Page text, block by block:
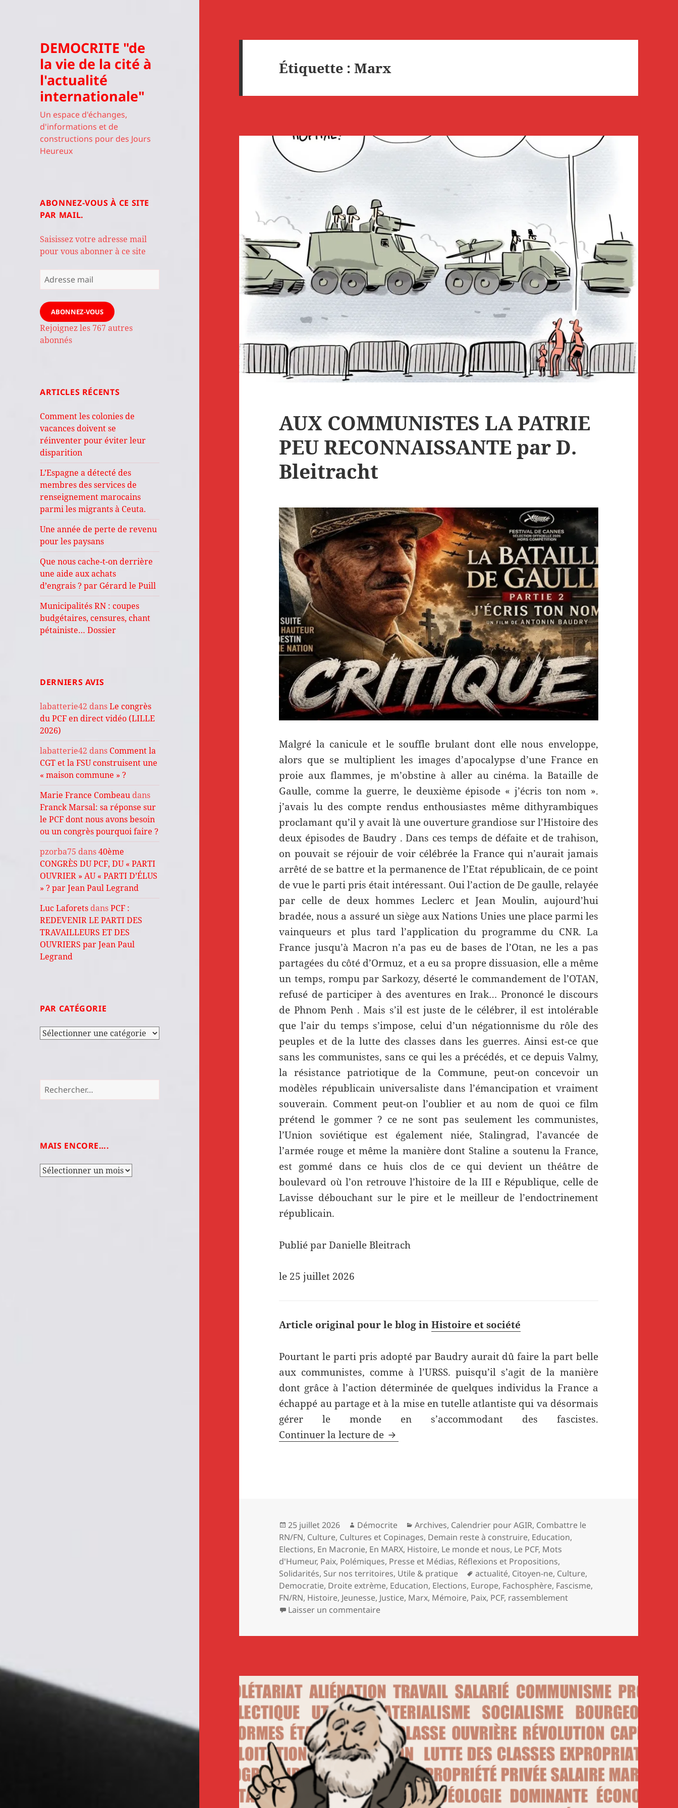
DEMOCRITE "de
la vie de la cité à
l'actualité
internationale"
Un espace d'échanges,
d'informations et de
constructions pour des Jours
Heureux
ABONNEZ-VOUS À CE SITE
PAR MAIL.
Saisissez votre adresse mail
pour vous abonner à ce site
Adresse
mail
ABONNEZ-VOUS
Rejoignez les 767 autres
abonnés
ARTICLES RÉCENTS
Comment les colonies de
vacances doivent se
réinventer pour éviter leur
disparition
L’Espagne a détecté des
membres des services de
renseignement marocains
parmi les migrants à Ceuta.
Une année de perte de revenu
pour les paysans
Que nous cache-t-on derrière
une aide aux achats
d’engrais ? par Gérard le Puill
Municipalités RN : coupes
budgétaires, censures, chant
pétainiste… Dossier
DERNIERS AVIS
labatterie42 dansLe congrès
du PCF en direct vidéo (LILLE
2026)
labatterie42 dans Comment la
CGT et la FSU construisent une
« maison commune » ?
Marie France Combeau dans
Franck Marsal: sa réponse sur
le PCF dont nous avons besoin
ou un congrès pourquoi faire ?
pzorba75 dans40ème
CONGRÈS DU PCF, DU « PARTI
OUVRIER » AU « PARTI D’ÉLUS
» ? par Jean Paul Legrand
Luc Laforets dansPCF :
REDEVENIR LE PARTI DES
TRAVAILLEURS ET DES
OUVRIERS par Jean Paul
Legrand
PAR CATÉGORIE
Par
Rechercher :
MAIS ENCORE….
Mais
Étiquette :Marx
AUX COMMUNISTES LA PATRIE
PEU RECONNAISSANTE par D.
Bleitracht
Malgré la canicule et le souffle brulant dont elle nous enveloppe,
alors que se multiplient les images d’apocalypse d’une France en
proie aux flammes, je m’obstine à aller au cinéma. la Bataille de
Gaulle, comme la guerre, le deuxième épisode « j’écris ton nom ».
j’avais lu des compte rendus enthousiastes même dithyrambiques
proclamant qu’il y avait là une ouverture grandiose sur l’Histoire des
deux épisodes de Baudry . Dans ces temps de défaite et de trahison,
on pouvait se réjouir de voir célébrée la France qui n’aurait jamais
arrêté de se battre et la permanence de l’Etat républicain, de ce point
de vue le parti pris était intéressant. Oui l’action de De gaulle, relayée
par celle de deux hommes Leclerc et Jean Moulin, aujourd’hui
bradée, nous a assuré un siège aux Nations Unies une place parmi les
vainqueurs et plus tard l’application du programme du CNR. La
France jusqu’à Macron n’a pas eu de bases de l’Otan, ne les a pas
partagées du côté d’Ormuz, et a eu sa propre dissuasion, elle a même
un temps, rompu par Sarkozy, déserté le commandement de l’OTAN,
refusé de participer à des aventures en Irak… Prononcé le discours
de Phnom Penh . Mais s’il est juste de le célébrer, il est intolérable
que l’air du temps s’impose, celui d’un négationnisme du rôle des
peuples et de la lutte des classes dans les guerres. Ainsi est-ce que
sans les communistes, sans ce qui les a précédés, et ce depuis Valmy,
la résistance patriotique de la Commune, peut-on concevoir un
modèles républicain universaliste dans l’émancipation et vraiment
souverain. Comment peut-on l’oublier et au nom de quoi ce film
prétend le gommer ? ce ne sont pas seulement les communistes,
l’Union soviétique est également niée, Stalingrad, l’avancée de
l’armée rouge et même la manière dont Staline a soutenu la France,
est gommé dans ce huis clos de ce qui devient un théâtre de
boulevard où l’on retrouve l’histoire de la III e République, celle de
Lavisse débouchant sur le pire et le meilleur de l’endoctrinement
républicain.
Publié par Danielle Bleitrach
le 25 juillet 2026
Article original pour le blog inHistoire et société
Pourtant le parti pris adopté par Baudry aurait dû faire la part belle
aux communistes, comme à l’URSS. puisqu’il s’agit de la manière
dont grâce à l’action déterminée de quelques individus la France a
échappé au partage et à la mise en tutelle atlantiste qui va désormais
gérer le monde en s’accommodant des fascistes.
Continuer la lecture de AUX COMMUNISTES LA PATRIE PEU RECONNAISSANTE par
Publié
le
25 juillet 2026 Auteur
Démocrite Catégories
Archives, Calendrier pour AGIR, Combattre le
RN/FN, Culture, Cultures et Copinages, Demain reste à construire, Education,
Elections, En Macronie, En MARX, Histoire, Le monde et nous, Le PCF, Mots
d'Humeur, Paix, Polémiques, Presse et Médias, Réflexions et Propositions,
Solidarités, Sur nos territoires, Utile & pratique
Mots-
clés
actualité, Citoyen-ne, Culture,
Democratie, Droite extrème, Education, Elections, Europe, Fachosphère, Fascisme,
FN/RN, Histoire, Jeunesse, Justice, Marx, Mémoire, Paix, PCF, rassemblement
Laisser un commentairesur AUX COMMUNISTES LA PATRIE PEU RECONNAISSANTE par D. Bleitracht